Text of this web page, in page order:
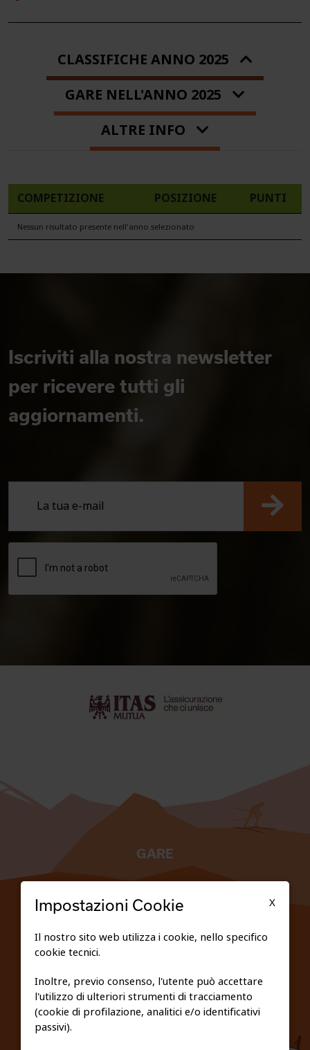
CLASSIFICHE ANNO 2025
GARE NELL'ANNO 2025
ALTRE INFO
COMPETIZIONE POSIZIONE PUNTI
Nessun risultato presente nell'anno selezionato
Iscriviti alla nostra newsletter
per ricevere tutti gli
aggiornamenti.
GARE
PRIVACY E COOKIE POLICY
X
Impostazioni Cookie
Il nostro sito web utilizza i cookie, nello specifico
cookie tecnici.
Inoltre, previo consenso, l'utente può accettare
l'utilizzo di ulteriori strumenti di tracciamento
(cookie di profilazione, analitici e/o identificativi
passivi).